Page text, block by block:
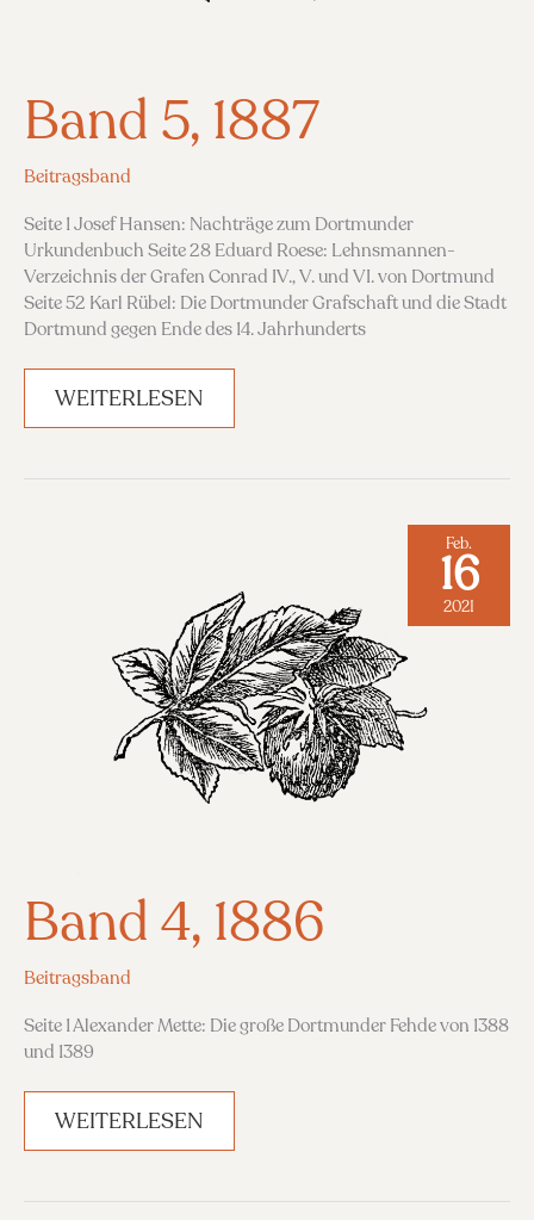
Band 5, 1887
Beitragsband
Seite 1 Josef Hansen: Nachträge zum Dortmunder
Urkundenbuch Seite 28 Eduard Roese: Lehnsmannen-
Verzeichnis der Grafen Conrad IV., V. und VI. von Dortmund
Seite 52 Karl Rübel: Die Dortmunder Grafschaft und die Stadt
Dortmund gegen Ende des 14. Jahrhunderts
BAND
WEITERLESEN
Band 4, 1886
Beitragsband
Seite 1 Alexander Mette: Die große Dortmunder Fehde von 1388
und 1389
BAND
WEITERLESEN
Feb.
16
2021